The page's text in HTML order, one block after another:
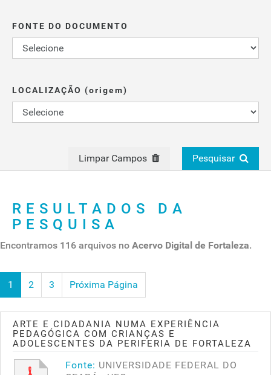
FONTE DO DOCUMENTO
LOCALIZAÇÃO (origem)
Pesquisar
Limpar Campos
RESULTADOS DA
PESQUISA
Encontramos 116 arquivos no Acervo Digital de Fortaleza.
1 2 3 Próxima Página
ARTE E CIDADANIA NUMA EXPERIÊNCIA
PEDAGÓGICA COM CRIANÇAS E
ADOLESCENTES DA PERIFERIA DE FORTALEZA
Fonte: UNIVERSIDADE FEDERAL DO